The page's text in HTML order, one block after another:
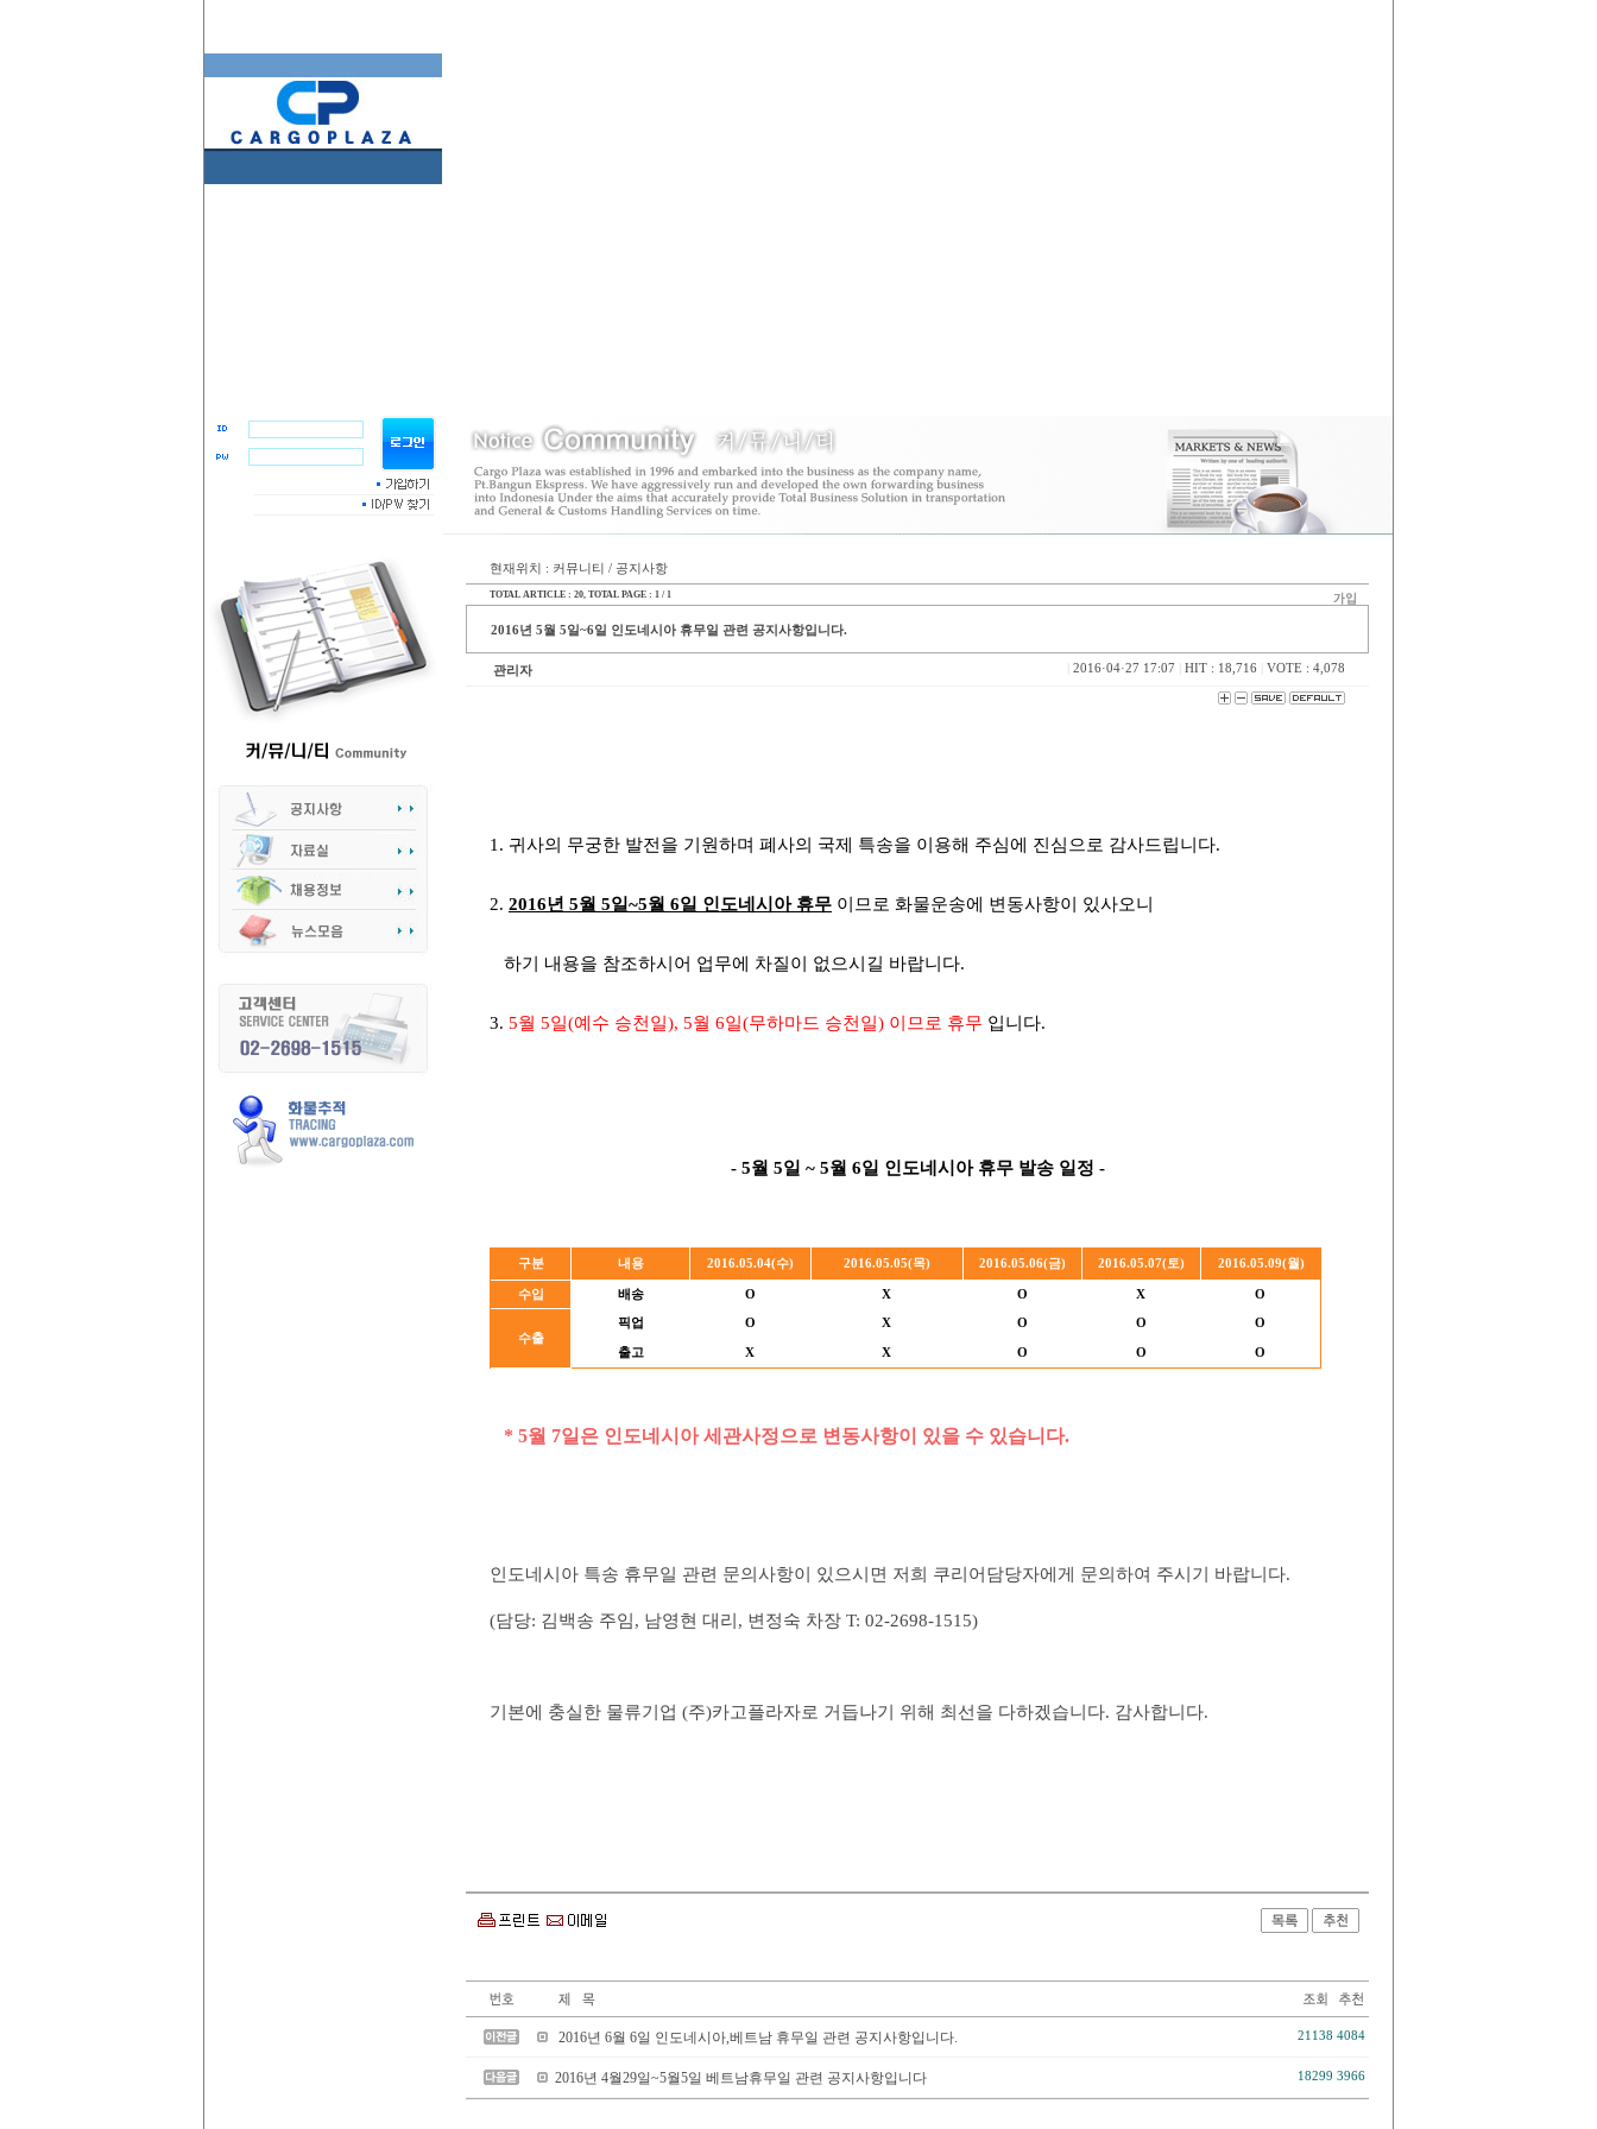
현재위치 : 커뮤니티 / 공지사항
TOTAL ARTICLE : 20 , TOTAL PAGE : 1 / 1
2016년 5월 5일~6일 인도네시아 휴무일 관련 공지사항입니다.
관리자 2016·04·27 17:07 HIT : 18,716 VOTE : 4,078
1. 귀사의 무궁한 발전을 기원하며 폐사의 국제 특송을 이용해 주심에 진심으로 감사드립니다.
2. 2016년 5월 5일~5월 6일 인도네시아 휴무 이므로 화물운송에 변동사항이 있사오니
하기 내용을 참조하시어 업무에 차질이 없으시길 바랍니다.
3. 5월 5일(예수 승천일), 5월 6일(무하마드 승천일) 이므로 휴무 입니다.
- 5월 5일 ~ 5월 6일 인도네시아 휴무 발송 일정 -
구분 내용 2016.05.04(수) 2016.05.05(목) 2016.05.06(금) 2016.05.07(토) 2016.05.09(월)
수입 배송 O X O X O
수출
픽업 O X O O O
출고 X X O O O
* 5월 7일은 인도네시아 세관사정으로 변동사항이 있을 수 있습니다.
인도네시아 특송 휴무일 관련 문의사항이 있으시면 저희 쿠리어담당자에게 문의하여 주시기 바랍니다.
(담당: 김백송 주임, 남영현 대리, 변정숙 차장 T: 02-2698-1515)
기본에 충실한 물류기업 (주)카고플라자로 거듭나기 위해 최선을 다하겠습니다. 감사합니다.
2016년 6월 6일 인도네시아,베트남 휴무일 관련 공지사항입니다. 21138 4084
2016년 4월29일~5월5일 베트남휴무일 관련 공지사항입니다 18299 3966